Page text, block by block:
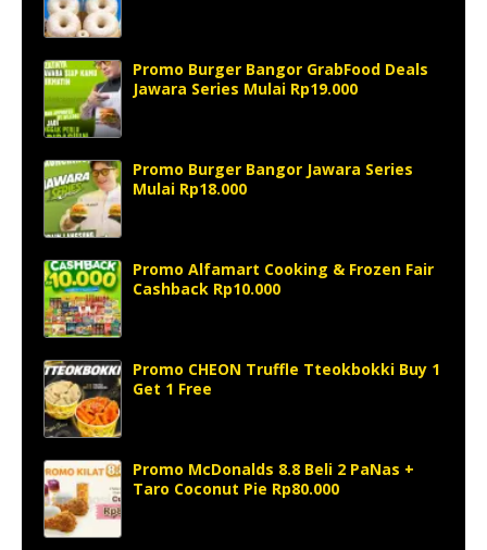
Promo Burger Bangor GrabFood Deals
Jawara Series Mulai Rp19.000
Promo Burger Bangor Jawara Series
Mulai Rp18.000
Promo Alfamart Cooking & Frozen Fair
Cashback Rp10.000
Promo CHEON Truffle Tteokbokki Buy 1
Get 1 Free
Promo McDonalds 8.8 Beli 2 PaNas +
Taro Coconut Pie Rp80.000